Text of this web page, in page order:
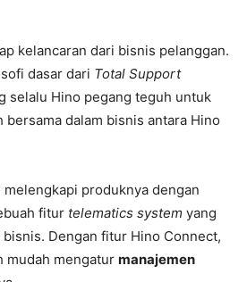
kelancaran dari bisnis pelanggan.
dasar dari Total Support
selalu Hino pegang teguh untuk
bersama dalam bisnis antara Hino
produknya dengan
fitur telematics system yang
Dengan fitur Hino Connect,
mudah mengatur manajemen